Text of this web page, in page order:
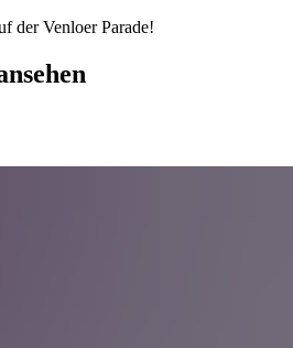
der Venloer Parade!